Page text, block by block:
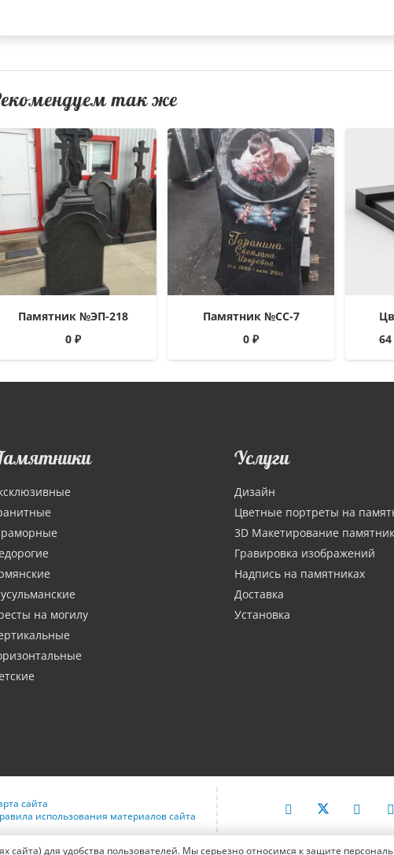
так же
Памятник №ЭП-218
0₽
Памятник №СС-7
0₽
на могилу
Услуги
Дизайн
Цветные портреты на
3D Макетирование
Гравировка изображений
Надпись на памятниках
Доставка
Установка
сайта
использования материалов сайта
для удобства пользователей. Мы серьезно относимся к защите